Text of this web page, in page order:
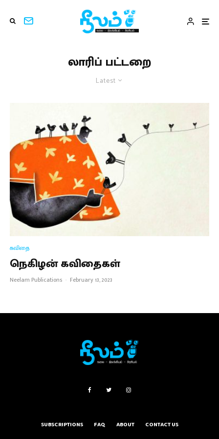
லாரிப் பட்டறை
Latest
கவிதை
நெகிழன் கவிதைகள்
Neelam Publications · February 13, 2023
SUBSCRIPTIONS FAQ ABOUT CONTACT US